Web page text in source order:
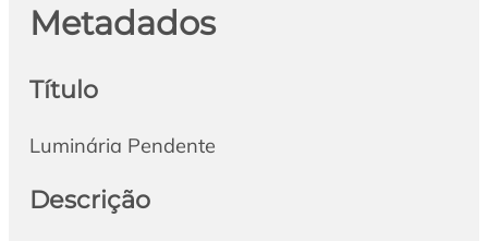
Metadados
Título
Luminária Pendente
Descrição